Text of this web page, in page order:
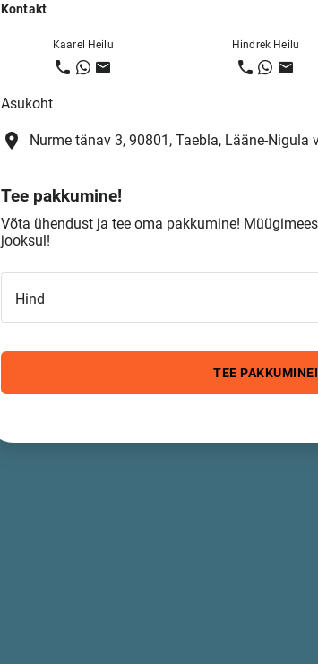
Kontakt
Kaarel Heilu Hindrek Heilu
Asukoht
place Nurme tänav 3, 90801, Taebla, Lääne-Nigula
Tee pakkumine!
Võta ühendust ja tee oma pakkumine!
jooksul!
Hind
TEE PAKKUMINE!